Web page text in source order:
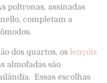
poltronas, assinadas
completam a
dos quartos, os lençóis
almofadas são
Essas escolhas